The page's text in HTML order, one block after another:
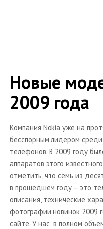
Статьи
Мобильные хитрости
Программы для
Игры на телефон
Темы для телефонов
Рингтоны для телефонов
Ремонт сотовых
Новые
2009 года
Компания Nokia уже на
бесспорным лидером
телефонов. В 2009 году
аппаратов этого
отметить, что семь из
в прошедшем году – это
описания, технические
фотографии новинок 2009
сайте. У нас в полном